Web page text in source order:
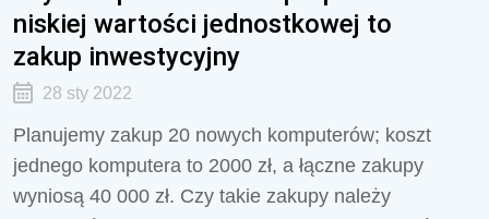
niskiej wartości jednostkowej to
zakup inwestycyjny
28 sty 2022
Planujemy zakup 20 nowych komputerów; koszt
jednego komputera to 2000 zł, a łączne zakupy
wyniosą 40 000 zł. Czy takie zakupy należy